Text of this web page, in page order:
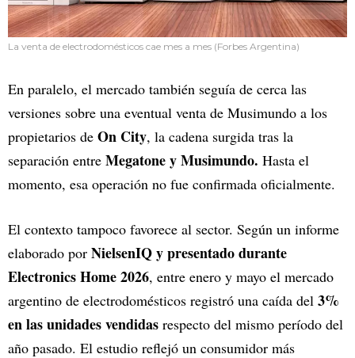
La venta de electrodomésticos cae mes a mes (Forbes Argentina)
En paralelo, el mercado también seguía de cerca las
versiones sobre una eventual venta de Musimundo a los
propietarios de On City, la cadena surgida tras la
separación entre Megatone y Musimundo. Hasta el
momento, esa operación no fue confirmada oficialmente.
El contexto tampoco favorece al sector. Según un informe
elaborado por NielsenIQ y presentado durante
Electronics Home 2026, entre enero y mayo el mercado
argentino de electrodomésticos registró una caída del 3%
en las unidades vendidas respecto del mismo período del
año pasado. El estudio reflejó un consumidor más